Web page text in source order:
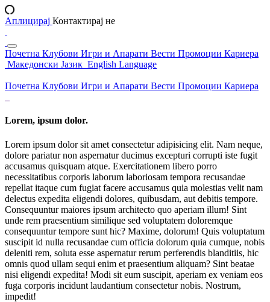
Аплицирај Контактирај не
Почетна Клубови Игри и Апарати Вести Промоции Кариера
Македонски Јазик English Language
Почетна Клубови Игри и Апарати Вести Промоции Кариера
Lorem, ipsum dolor.
Lorem ipsum dolor sit amet consectetur adipisicing elit. Nam neque,
dolore pariatur non aspernatur ducimus excepturi corrupti iste fugit
accusamus quisquam atque. Exercitationem libero porro
necessitatibus corporis laborum laboriosam tempora recusandae
repellat itaque cum fugiat facere accusamus quia molestias velit nam
delectus expedita eligendi dolores, quibusdam, aut debitis tempore.
Consequuntur maiores ipsum architecto quo aperiam illum! Sint
unde rem praesentium similique sed voluptatem doloremque
consequuntur tempore sunt hic? Maxime, dolorum! Quis voluptatum
suscipit id nulla recusandae cum officia dolorum quia cumque, nobis
deleniti rem, soluta esse aspernatur rerum perferendis blanditiis, hic
omnis quod ullam sequi enim et praesentium aliquam? Sint beatae
nisi eligendi expedita! Modi sit eum suscipit, aperiam ex veniam eos
fuga corporis incidunt laudantium consectetur nobis. Nostrum,
impedit!